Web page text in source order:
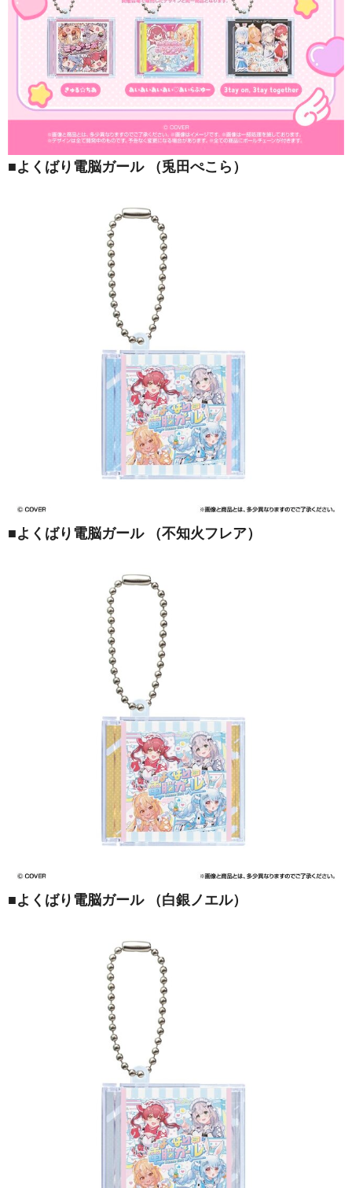
■よくばり電脳ガール （兎田ぺこら）
■よくばり電脳ガール （不知火フレア）
■よくばり電脳ガール （白銀ノエル）